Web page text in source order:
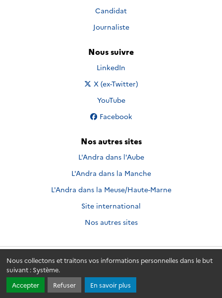
Nous collectons et traitons vos informations personnelles dans le but
suivant : Système.
Accepter
Refuser En savoir plus
Candidat
Journaliste
Nous suivre
Nous suivre sur
LinkedIn
Nous suivre sur
X (ex-Twitter)
Nous suivre sur
YouTube
Nous suivre sur
Facebook
Nos autres sites
L'Andra dans l'Aube
L'Andra dans la Manche
L'Andra dans la Meuse/Haute-Marne
Site international
Nos autres sites
Andra.fr © 2026 - Andra. Tous droits réservés.